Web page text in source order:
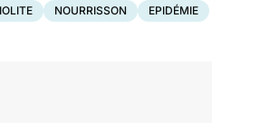
NOURRISSON
EPIDÉMIE